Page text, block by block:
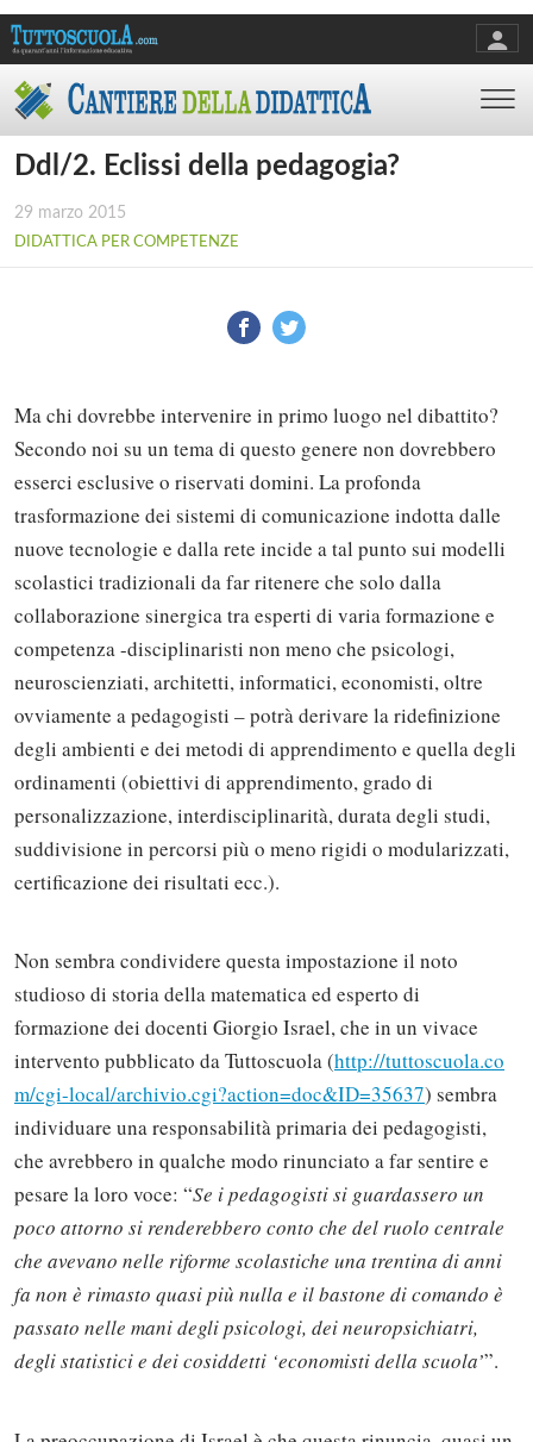
Ddl/2. Eclissi della pedagogia?
29 marzo 2015
DIDATTICA PER COMPETENZE
Ma chi dovrebbe intervenire in primo luogo nel dibattito?
Secondo noi su un tema di questo genere non dovrebbero
esserci esclusive o riservati domini. La profonda
trasformazione dei sistemi di comunicazione indotta dalle
nuove tecnologie e dalla rete incide a tal punto sui modelli
scolastici tradizionali da far ritenere che solo dalla
collaborazione sinergica tra esperti di varia formazione e
competenza -disciplinaristi non meno che psicologi,
neuroscienziati, architetti, informatici, economisti, oltre
ovviamente a pedagogisti – potrà derivare la ridefinizione
degli ambienti e dei metodi di apprendimento e quella degli
ordinamenti (obiettivi di apprendimento, grado di
personalizzazione, interdisciplinarità, durata degli studi,
suddivisione in percorsi più o meno rigidi o modularizzati,
certificazione dei risultati ecc.).
Non sembra condividere questa impostazione il noto
studioso di storia della matematica ed esperto di
formazione dei docenti Giorgio Israel, che in un vivace
intervento pubblicato da Tuttoscuola (http://tuttoscuola.co
m/cgi-local/archivio.cgi?action=doc&ID=35637) sembra
individuare una responsabilità primaria dei pedagogisti,
che avrebbero in qualche modo rinunciato a far sentire e
pesare la loro voce: “Se i pedagogisti si guardassero un
poco attorno si renderebbero conto che del ruolo centrale
che avevano nelle riforme scolastiche una trentina di anni
fa non è rimasto quasi più nulla e il bastone di comando è
passato nelle mani degli psicologi, dei neuropsichiatri,
degli statistici e dei cosiddetti ‘economisti della scuola’”.